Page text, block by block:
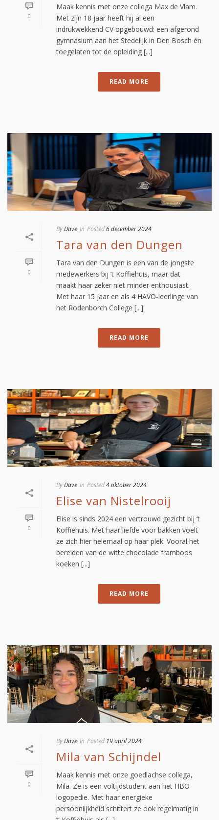
0
Maak kennis met onze collega Max de Vlam.
Met zijn 18 jaar heeft hij al een
indrukwekkend CV opgebouwd: een afgerond
gymnasium aan het Stedelijk in Den Bosch én
toegelaten tot de opleiding [...]
READ MORE
0
ByDave In Posted6 december 2024
Tara van den Dungen
Tara van den Dungen is een van de jongste
medewerkers bij ’t Koffiehuis, maar dat
maakt haar zeker niet minder enthousiast.
Met haar 15 jaar en als 4 HAVO-leerlinge van
het Rodenborch College [...]
READ MORE
0
ByDave In Posted4 oktober 2024
Elise van Nistelrooij
Elise is sinds 2024 een vertrouwd gezicht bij ’t
Koffiehuis. Met haar liefde voor bakken voelt
ze zich hier helemaal op haar plek. Vooral het
bereiden van de witte chocolade framboos
koeken [...]
READ MORE
0
ByDave In Posted 19 april 2024
Mila van Schijndel
Maak kennis met onze goedlachse collega,
Mila. Ze is een voltijdstudent aan het HBO
logopedie. Met haar energieke
persoonlijkheid schittert ze ook regelmatig in